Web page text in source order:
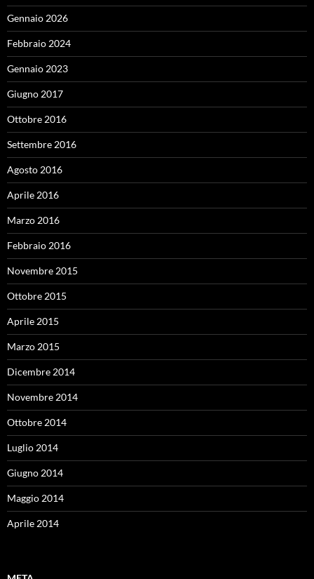
Gennaio 2026
Febbraio 2024
Gennaio 2023
Giugno 2017
Ottobre 2016
Settembre 2016
Agosto 2016
Aprile 2016
Marzo 2016
Febbraio 2016
Novembre 2015
Ottobre 2015
Aprile 2015
Marzo 2015
Dicembre 2014
Novembre 2014
Ottobre 2014
Luglio 2014
Giugno 2014
Maggio 2014
Aprile 2014